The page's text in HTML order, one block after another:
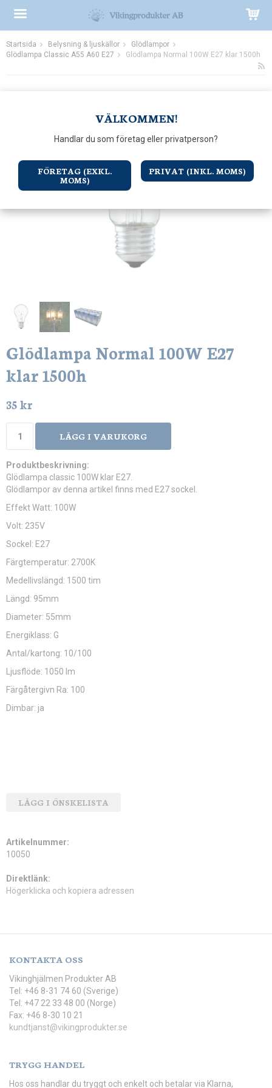
VÄLKOMMEN!
Handlar du som företag eller privatperson?
FÖRETAG (EXKL.
MOMS)
PRIVAT (INKL. MOMS)
Produkten har blivit tillagd i varukorgen
Startsida Belysning & ljuskällor
Glödlampor
Glödlampa Classic A55 A60 E27
Glödlampa Normal 100W E27 klar 1500h
Glödlampa Normal 100W E27
klar 1500h
35 kr
LÄGG I VARUKORG
Produktbeskrivning:
Glödlampa classic 100W klar E27.
Glödlampor av denna artikel finns med E27 sockel.
Effekt Watt: 100W
Volt: 235V
Sockel: E27
Färgtemperatur: 2700K
Medellivslängd: 1500 tim
Längd: 95mm
Diameter: 55mm
Energiklass: G
Antal/kartong: 10/100
Ljusflöde: 1050 lm
Färgåtergivn Ra: 100
Dimbar: ja
LÄGG I ÖNSKELISTA
Artikelnummer:
10050
Direktlänk:
Högerklicka och kopiera adressen
KONTAKTA OSS
Vikinghjälmen Produkter AB
Tel: +46 8-31 74 60 (Sverige)
Tel: +47 22 33 48 00 (Norge)
Fax: +46 8-30 10 21
kundtjanst@vikingprodukter.se
TRYGG HANDEL
Hos oss handlar du tryggt och enkelt och betalar via Klarna,